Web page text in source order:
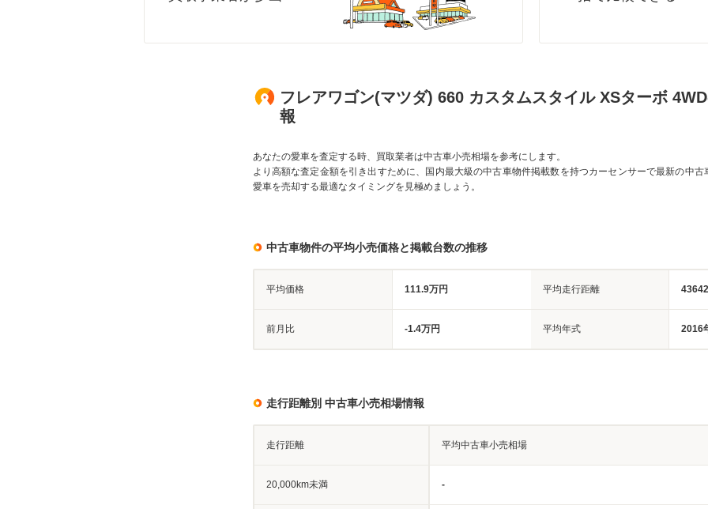
フレアワゴン(マツダ) 660 カスタムスタイル XSターボ
報
あなたの愛車を査定する時、買取業者は中古車小売相場を参考にします。
より高額な査定金額を引き出すために、国内最大級の中古車物件掲載数を持つカーセンサーで最新の中
愛車を売却する最適なタイミングを見極めましょう。
中古車物件の平均小売価格と掲載台数の推移
平均価格 111.9万円 平均走行距離
前月比 -1.4万円 平均年式 2016
走行距離別 中古車小売相場情報
走行距離 平均中古車小売相場
20,000km未満 -